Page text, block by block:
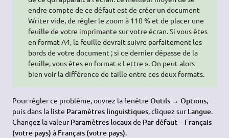
endre compte de ce défaut est de créer un document
Writer vide, de régler le zoom à 110 % et de placer une
feuille de votre imprimante sur votre écran. Si vous êtes
en format A4, la feuille devrait suivre parfaitement les
bords de votre document ; si ce dernier dépasse de la
feuille, vous êtes en format « Lettre ». On peut alors
bien voir la différence de taille entre ces deux formats.
Pour régler ce problème, ouvrez la fenêtreOutils → Options,
puis dans la liste Paramètres linguistiques, cliquez surLangue.
Changez la valeurParamètres locauxde Par défaut − Français
(votre pays) à Français (votre pays).